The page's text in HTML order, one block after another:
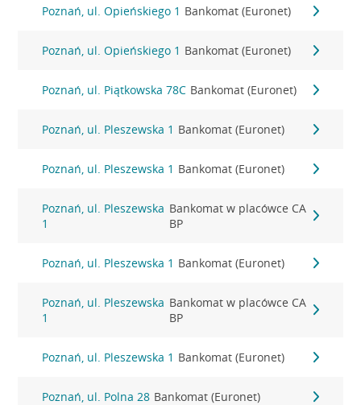
Poznań, ul. Opieńskiego 1 Bankomat (Euronet)
Poznań, ul. Opieńskiego 1 Bankomat (Euronet)
Poznań, ul. Piątkowska 78C Bankomat (Euronet)
Poznań, ul. Pleszewska 1 Bankomat (Euronet)
Poznań, ul. Pleszewska 1 Bankomat (Euronet)
Poznań, ul. Pleszewska
1
Bankomat w placówce CA
BP
Poznań, ul. Pleszewska 1 Bankomat (Euronet)
Poznań, ul. Pleszewska
1
Bankomat w placówce CA
BP
Poznań, ul. Pleszewska 1 Bankomat (Euronet)
Poznań, ul. Polna 28 Bankomat (Euronet)